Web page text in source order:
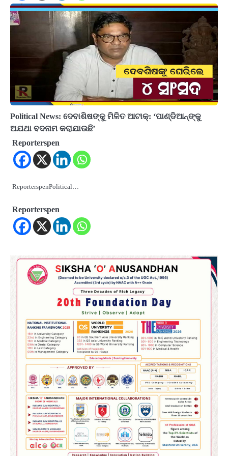
Political News: ଦେବାଶିଷଙ୍କୁ ମିଳିତ ଆଟାକ୍‌: ‘ପାଣ୍ଡିଆନ୍‌ଙ୍କୁ
ଅଯଥା ବଦନାମ କରାଯାଉଛି’
Reporterspen
ReporterspenPolitical…
Reporterspen
ଆସାମରେ ଭୟଙ୍କର ବନ୍ୟା ମୃତ୍ୟୁ ସଂଖ୍ୟା
୮୯କୁ ବୃଦ୍ଧି
Reporters Pen
ତିନି ଦିନିଆ ଓଡିଶାଗସ୍ତ ସାରି ଦିଲ୍ଲୀ
ଫେରିଗଲେ ରାଷ୍ଟ୍ରପତି
Reporters Pen
ମୁଖ୍ୟମନ୍ତ୍ରୀ କ୍ୟାନସର କେୟାର ଅଭିଯାନର
ଆଉ ୯୧ ସ୍ୱତନ୍ତ୍ର ପ୍ୟାକେଜ ସାମିଲ
Reporters Pen
ନୂଆଦିଲ୍ଲୀରେ ଦୁଇ ଦିନିଆ ନିବେଶ ଆକର୍ଷଣ